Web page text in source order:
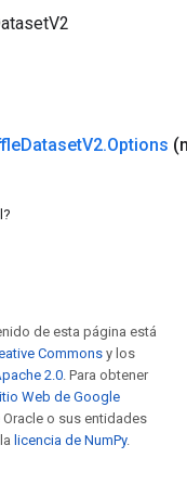
DatasetV2.Options
de esta página está
Commons y los
2.0. Para obtener
Web de Google
o sus entidades
licencia de NumPy.